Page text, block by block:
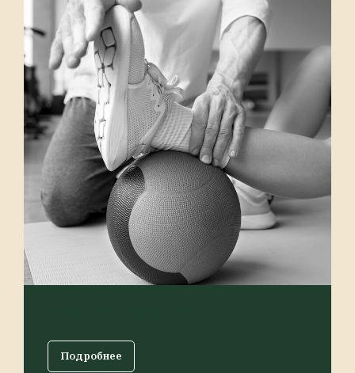
Подробнее